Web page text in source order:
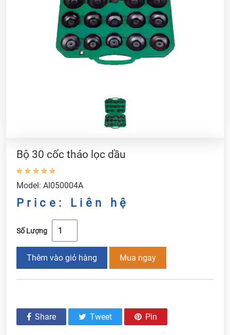
Bộ 30 cốc tháo lọc dầu
Model: AI050004A
Price: Liên hệ
Số Lượng
Thêm vào giỏ hàng Mua ngay
Share Tweet Pin